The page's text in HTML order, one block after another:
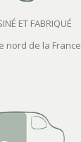
ET FABRIQUÉ
nord de la France